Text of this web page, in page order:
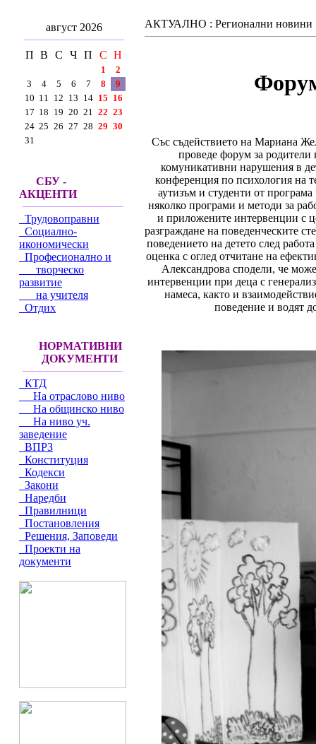
август 2026
П В С Ч П С Н
1
2
3
4 5 6 7 8
9
10 11 12 13 14 15 16
17 18 19 20 21 22 23
24 25 26 27 28 29 30
31
СБУ -
АКЦЕНТИ
Трудовоправни
Социално-
икономически
Професионално и
творческо
развитие
на учителя
Отдих
НОРМАТИВНИ
ДОКУМЕНТИ
КТД
На отраслово ниво
На общинско ниво
На ниво уч.
заведение
ВПРЗ
Конституция
Кодекси
Закони
Наредби
Правилници
Постановления
Решения, Заповеди
Проекти на
документи
АКТУАЛНО : Регионални новини
Със съдействието на Мариана
проведе форум за
комуникативни нарушения в
конференция по психология на
аутизъм и студенти от
няколко програми и методи за
и приложените интервенции с
разграждане на поведенческите
поведението на детето след
оценка с оглед отчитане на
Александрова сподели, че може
интервенции при деца с
намеса, както и
поведение и водят